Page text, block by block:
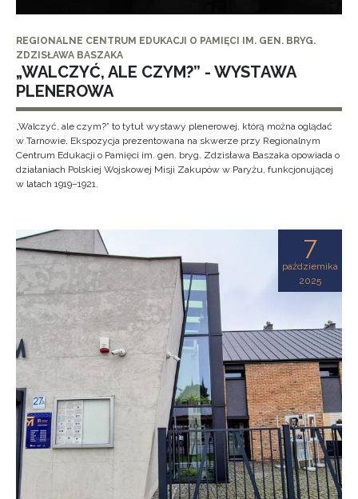
REGIONALNE CENTRUM EDUKACJI O PAMIĘCI IM. GEN. BRYG.
ZDZISŁAWA BASZAKA
„WALCZYĆ, ALE CZYM?” - WYSTAWA
PLENEROWA
„Walczyć, ale czym?” to tytuł wystawy plenerowej, którą można oglądać
w Tarnowie. Ekspozycja prezentowana na skwerze przy Regionalnym
Centrum Edukacji o Pamięci im. gen. bryg. Zdzisława Baszaka opowiada o
działaniach Polskiej Wojskowej Misji Zakupów w Paryżu, funkcjonującej
w latach 1919–1921.
7
października
2025